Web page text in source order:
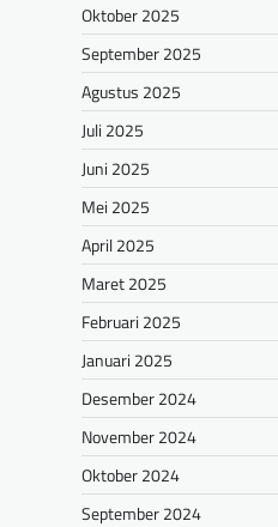
Oktober 2025
September 2025
Agustus 2025
Juli 2025
Juni 2025
Mei 2025
April 2025
Maret 2025
Februari 2025
Januari 2025
Desember 2024
November 2024
Oktober 2024
September 2024